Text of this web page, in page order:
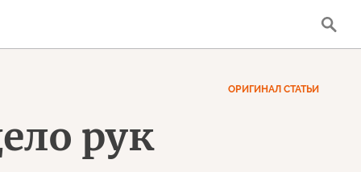
ОРИГИНАЛ СТАТЬИ
рук